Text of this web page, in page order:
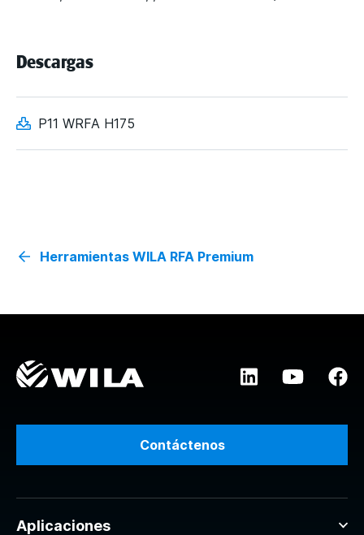
Descargas
P11 WRFA H175
Herramientas WILA RFA Premium
Contáctenos
Aplicaciones